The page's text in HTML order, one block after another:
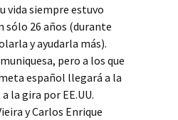
vida siempre estuvo
sólo 26 años (durante
y ayudarla más).
pero a los que
español llegará a la
la gira por EE.UU.
y Carlos Enrique